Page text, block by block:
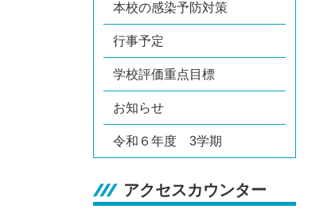
本校の感染予防対策
行事予定
学校評価重点目標
お知らせ
令和６年度 3学期
アクセスカウンター